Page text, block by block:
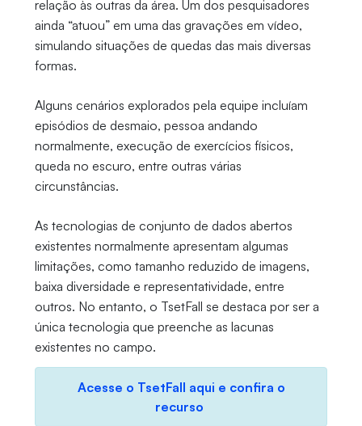
relação às outras da área. Um dos pesquisadores
ainda “atuou” em uma das gravações em vídeo,
simulando situações de quedas das mais diversas
formas.
Alguns cenários explorados pela equipe incluíam
episódios de desmaio, pessoa andando
normalmente, execução de exercícios físicos,
queda no escuro, entre outras várias
circunstâncias.
As tecnologias de conjunto de dados abertos
existentes normalmente apresentam algumas
limitações, como tamanho reduzido de imagens,
baixa diversidade e representatividade, entre
outros. No entanto, o TsetFall se destaca por ser a
única tecnologia que preenche as lacunas
existentes no campo.
Acesse o TsetFall aqui e confira o
recurso